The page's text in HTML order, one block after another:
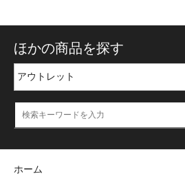
ほかの商品を探す
ホーム